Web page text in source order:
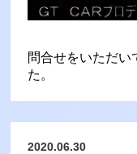
問合せをいただい
た。
2020.06.30